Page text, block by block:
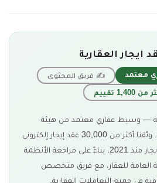
العقارية
معتمد
✍ فريق المحتوى
— وسيط عقاري معتمد من هيئة
العقار برقم 1200003384. وثّقنا أكثر من 30,000 عقد إيجار إلكتروني
سكني وتجاري عبر منصة إيجار منذ 2021، بناءً على مراجعة الأنظمة
العامة للعقار، مع فريق متخصص
في جميع التعاملات العقارية.